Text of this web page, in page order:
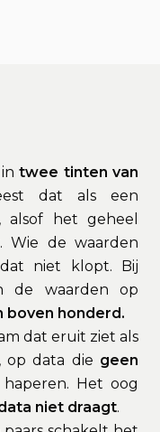
intwee tinten van
dat als een
, alsof het geheel
de waarden
niet klopt. Bij
de waarden op
boven honderd.
dat eruit ziet als
, op data die geen
Het oog
niet draagt.